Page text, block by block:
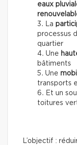
eaux
La
processus
quartier
Une
bâtiments
Une
transports
Et un
toitures
L’objectif :